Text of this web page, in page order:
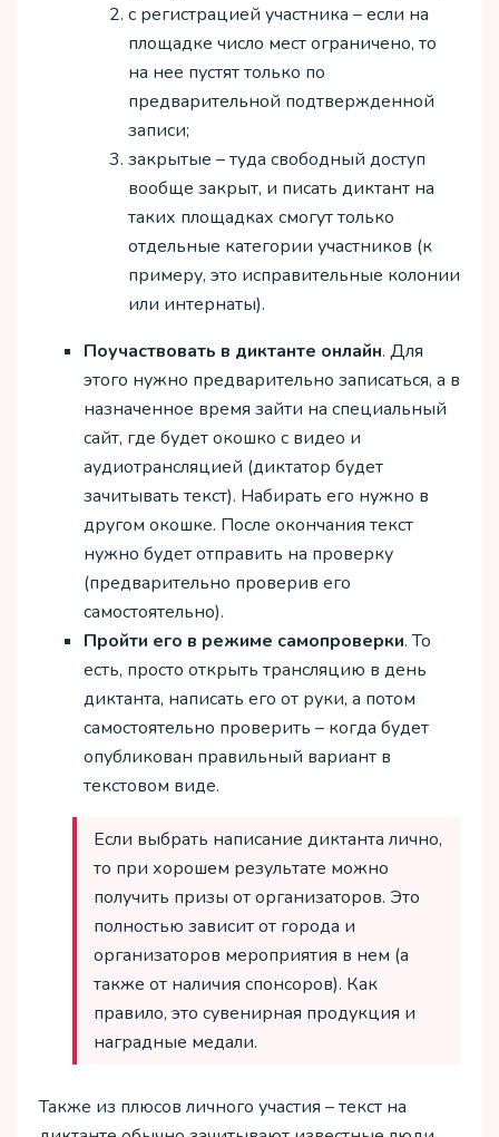
с регистрацией участника – если на
площадке число мест ограничено, то
на нее пустят только по
предварительной подтвержденной
записи;
закрытые – туда свободный доступ
вообще закрыт, и писать диктант на
таких площадках смогут только
отдельные категории участников (к
примеру, это исправительные колонии
или интернаты).
Поучаствовать в диктанте онлайн. Для
этого нужно предварительно записаться, а в
назначенное время зайти на специальный
сайт, где будет окошко с видео и
аудиотрансляцией (диктатор будет
зачитывать текст). Набирать его нужно в
другом окошке. После окончания текст
нужно будет отправить на проверку
(предварительно проверив его
самостоятельно).
Пройти его в режиме самопроверки. То
есть, просто открыть трансляцию в день
диктанта, написать его от руки, а потом
самостоятельно проверить – когда будет
опубликован правильный вариант в
текстовом виде.
Если выбрать написание диктанта лично,
то при хорошем результате можно
получить призы от организаторов. Это
полностью зависит от города и
организаторов мероприятия в нем (а
также от наличия спонсоров). Как
правило, это сувенирная продукция и
наградные медали.
Также из плюсов личного участия – текст на